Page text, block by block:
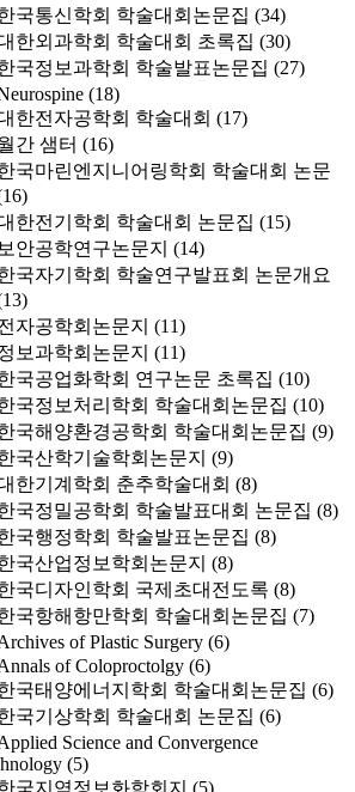
국통신학회 학술대회논문집 (34)
한외과학회 학술대회 초록집 (30)
국정보과학회 학술발표논문집 (27)
(18)
한전자공학회 학술대회 (17)
간 샘터 (16)
국마린엔지니어링학회 학술대회 논문
한전기학회 학술대회 논문집 (15)
보안공학연구논문지 (14)
국자기학회 학술연구발표회 논문개요
자공학회논문지 (11)
보과학회논문지 (11)
국공업화학회 연구논문 초록집 (10)
국정보처리학회 학술대회논문집 (10)
국해양환경공학회 학술대회논문집 (9)
국산학기술학회논문지 (9)
한기계학회 춘추학술대회 (8)
국정밀공학회 학술발표대회 논문집 (8)
국행정학회 학술발표논문집 (8)
국산업정보학회논문지 (8)
국디자인학회 국제초대전도록 (8)
국항해항만학회 학술대회논문집 (7)
of Plastic Surgery (6)
of Coloproctolgy (6)
국태양에너지학회 학술대회논문집 (6)
국기상학회 학술대회 논문집 (6)
Science and Convergence
(5)
국지역정보화학회지 (5)